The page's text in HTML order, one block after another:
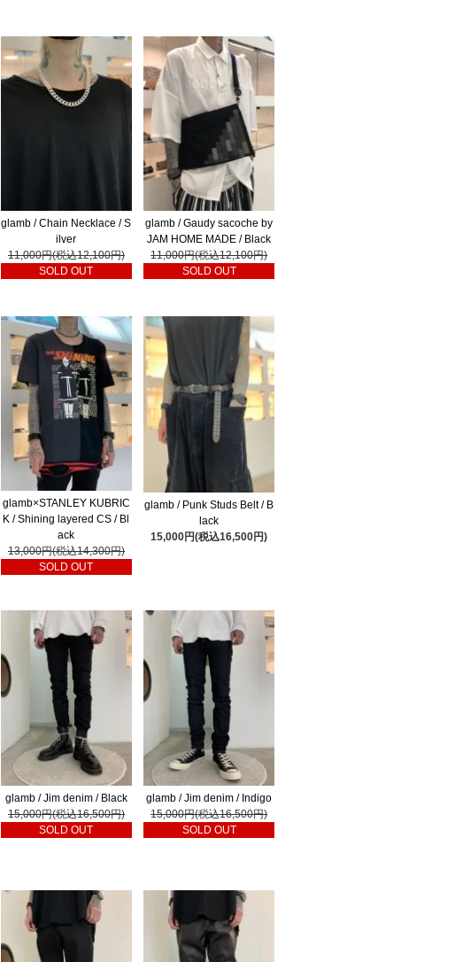
glamb / Chain Necklace / S
ilver
11,000円(税込12,100円)
SOLD OUT
glamb / Gaudy sacoche by
JAM HOME MADE / Black
11,000円(税込12,100円)
SOLD OUT
glamb×STANLEY KUBRIC
K / Shining layered CS / Bl
ack
13,000円(税込14,300円)
SOLD OUT
glamb / Punk Studs Belt / B
lack
15,000円(税込16,500円)
glamb / Jim denim / Black
15,000円(税込16,500円)
SOLD OUT
glamb / Jim denim / Indigo
15,000円(税込16,500円)
SOLD OUT